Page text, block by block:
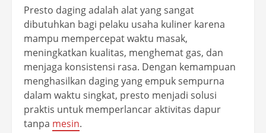
Presto daging adalah alat yang sangat
dibutuhkan bagi pelaku usaha kuliner karena
mampu mempercepat waktu masak,
meningkatkan kualitas, menghemat gas, dan
menjaga konsistensi rasa. Dengan kemampuan
menghasilkan daging yang empuk sempurna
dalam waktu singkat, presto menjadi solusi
praktis untuk memperlancar aktivitas dapur
tanpa mesin.